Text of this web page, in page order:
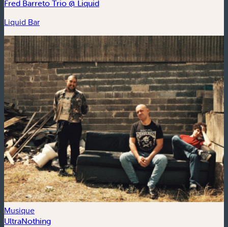
Fred Barreto Trio @ Liquid
Liquid Bar
Musique
UltraNothing